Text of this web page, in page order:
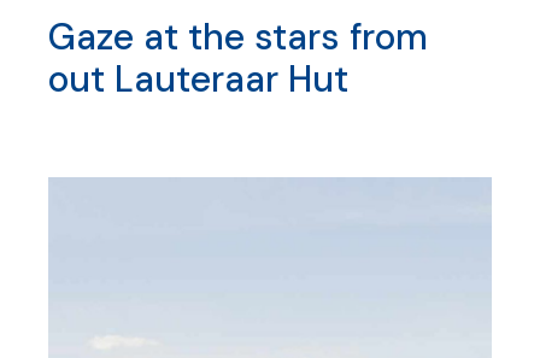
Gaze at the stars from
out Lauteraar Hut